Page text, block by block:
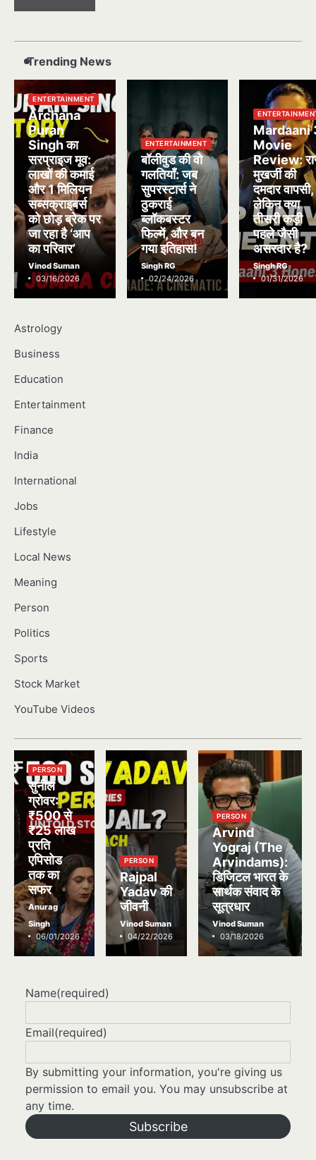
Trending News
ENTERTAINMENT
Archana
Puran
Singh का
सरप्राइज मूव:
लाखों की कमाई
और 1 मिलियन
सब्सक्राइबर्स
को छोड़ ब्रेक पर
जा रहा है ‘आप
का परिवार’
Vinod Suman
03/16/2026
ENTERTAINMENT
बॉलीवुड की वो
गलतियाँ: जब
सुपरस्टार्स ने
ठुकराई
ब्लॉकबस्टर
फिल्में, और बन
गया इतिहास!
Singh RG
02/24/2026
Mardaani
Movie
Review:
मुखर्जी की
दमदार वापसी,
लेकिन क्या
तीसरी कड़ी
पहले जैसी
असरदार है?
Singh RG
01/31/2026
Astrology
Business
Education
Entertainment
Finance
India
International
Jobs
Lifestyle
Local News
Meaning
Person
Politics
Sports
Stock Market
YouTube Videos
PERSON
सुनील
ग्रोवर:
₹500 से
₹25 लाख
प्रति
एपिसोड
तक का
सफर
Anurag
Singh
06/01/2026
PERSON
Rajpal
Yadav की
जीवनी
Vinod Suman
04/22/2026
PERSON
Arvind
Yograj (The
Arvindams):
डिजिटल भारत के
सार्थक संवाद के
सूत्रधार
Vinod Suman
03/18/2026
Name(required)
Email(required)
By submitting your information, you're giving us
permission to email you. You may unsubscribe at
any time.
Subscribe